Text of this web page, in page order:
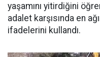
yaşamını yitirdiğini
adalet karşısında en
ifadelerini kullandı.